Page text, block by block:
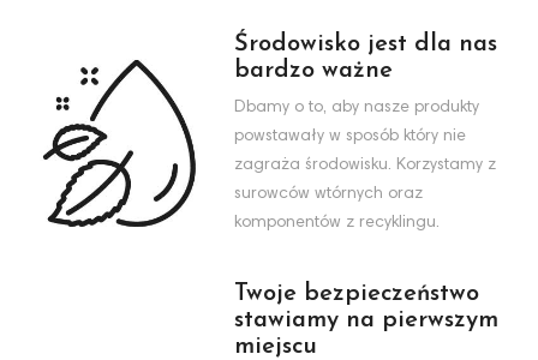
Środowisko jest dla nas
bardzo ważne
Dbamy o to, aby nasze produkty
powstawały w sposób który nie
zagraża środowisku. Korzystamy z
surowców wtórnych oraz
komponentów z recyklingu.
Twoje bezpieczeństwo
stawiamy na pierwszym
miejscu